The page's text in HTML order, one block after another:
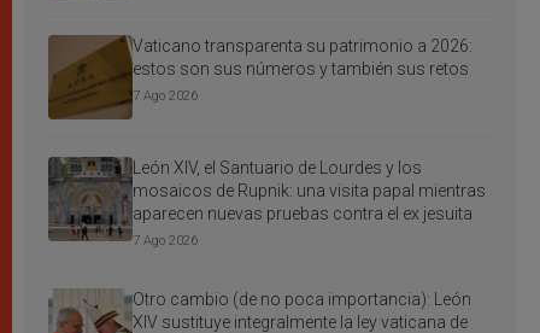
Vaticano transparenta su patrimonio a 2026:
estos son sus números y también sus retos
7 Ago 2026
León XIV, el Santuario de Lourdes y los
mosaicos de Rupnik: una visita papal mientras
aparecen nuevas pruebas contra el ex jesuita
7 Ago 2026
Otro cambio (de no poca importancia): León
XIV sustituye integralmente la ley vaticana de